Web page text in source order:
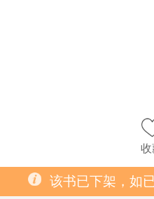
收
该书已下架，如